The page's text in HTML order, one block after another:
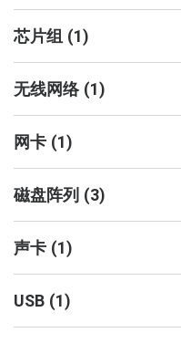
芯片组 (1)
无线网络 (1)
网卡 (1)
磁盘阵列 (3)
声卡 (1)
USB (1)